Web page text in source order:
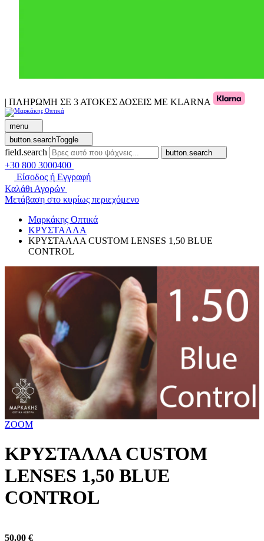
| ΠΛΗΡΩΜΗ ΣΕ 3 ΑΤΟΚΕΣ ΔΟΣΕΙΣ ΜΕ KLARNA
menu
button.searchToggle
field.search button.search
+30 800 3000400
Είσοδος ή Εγγραφή
Καλάθι Αγορών
Μετάβαση στο κυρίως περιεχόμενο
Μαρκάκης Οπτικά
ΚΡΥΣΤΑΛΛΑ
ΚΡΥΣΤΑΛΛΑ CUSTOM LENSES 1,50 BLUE
CONTROL
ZOOM
ΚΡΥΣΤΑΛΛΑ CUSTOM
LENSES 1,50 BLUE
CONTROL
50.00 €